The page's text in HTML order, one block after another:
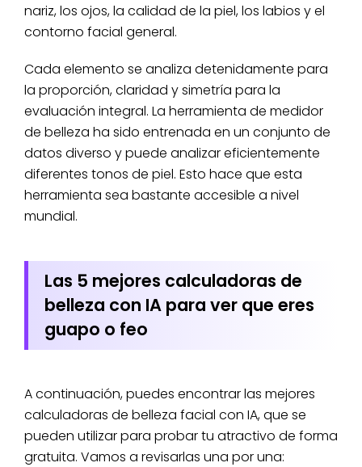
nariz, los ojos, la calidad de la piel, los labios y el
contorno facial general.
Cada elemento se analiza detenidamente para
la proporción, claridad y simetría para la
evaluación integral. La herramienta de medidor
de belleza ha sido entrenada en un conjunto de
datos diverso y puede analizar eficientemente
diferentes tonos de piel. Esto hace que esta
herramienta sea bastante accesible a nivel
mundial.
Las 5 mejores calculadoras de
belleza con IA para ver que eres
guapo o feo
A continuación, puedes encontrar las mejores
calculadoras de belleza facial con IA, que se
pueden utilizar para probar tu atractivo de forma
gratuita. Vamos a revisarlas una por una: